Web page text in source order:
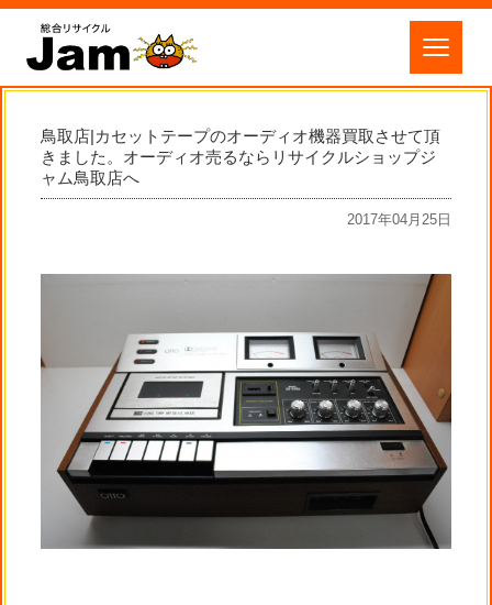
鳥取店|カセットテープのオーディオ機器買取させて頂
きました。オーディオ売るならリサイクルショップジ
ャム鳥取店へ
2017年04月25日